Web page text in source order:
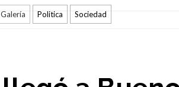
Galería Politica Sociedad